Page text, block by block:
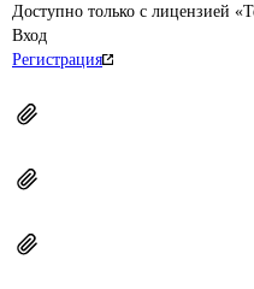
Доступно только с лицензией
Вход
Регистрация